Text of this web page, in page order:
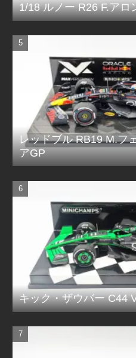
1/18 ルノー R26 F.アロ
レッドブル RB19 M.フ
アGP
キック・ザウバー C44